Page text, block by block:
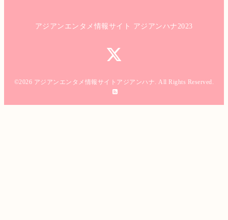
アジアンエンタメ情報サイト アジアンハナ2023
©2026 アジアンエンタメ情報サイトアジアンハナ. All Rights Reserved.